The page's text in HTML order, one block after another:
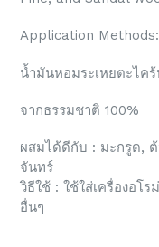
Application
น้ำมันหอมระเหยตะไค
จากธรรมชาติ 100%
ผสมได้ดีกับ : มะกรูด,
จันทร์
วิธีใช้ : ใช้ใส่เครื่องอ
อื่นๆ